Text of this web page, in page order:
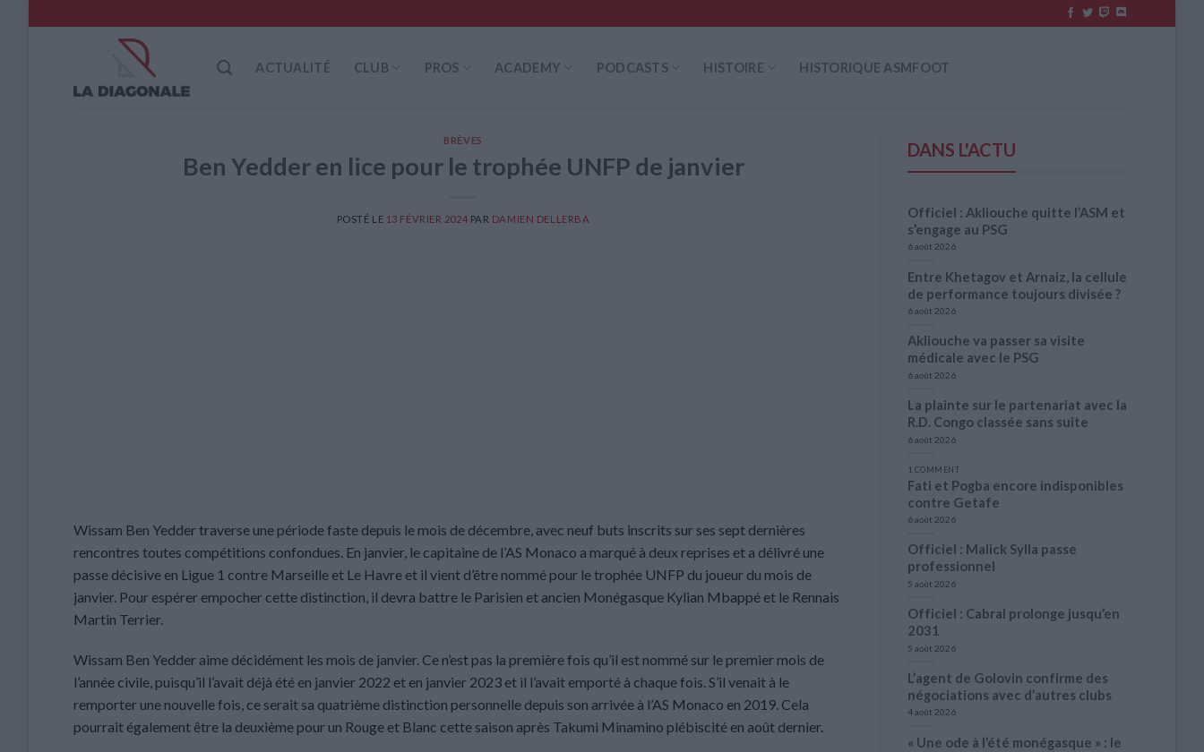
to
ACTUALITÉ CLUB PROS ACADEMY PODCASTS HISTOIRE HISTORIQUE ASMFOOT
BRÈVES
Ben Yedder en lice pour le trophée UNFP de janvier
POSTÉ LE 13 FÉVRIER 2024 PAR DAMIEN DELLERBA
Wissam Ben Yedder traverse une période faste depuis le mois de décembre, avec neuf buts inscrits sur ses sept dernières
rencontres toutes compétitions confondues. En janvier, le capitaine de l’AS Monaco a marqué à deux reprises et a délivré une
passe décisive en Ligue 1 contre Marseille et Le Havre et il vient d’être nommé pour le trophée UNFP du joueur du mois de
janvier. Pour espérer empocher cette distinction, il devra battre le Parisien et ancien Monégasque Kylian Mbappé et le Rennais
Martin Terrier.
Wissam Ben Yedder aime décidément les mois de janvier. Ce n’est pas la première fois qu’il est nommé sur le premier mois de
l’année civile, puisqu’il l’avait déjà été en janvier 2022 et en janvier 2023 et il l’avait emporté à chaque fois. S’il venait à le
remporter une nouvelle fois, ce serait sa quatrième distinction personnelle depuis son arrivée à l’AS Monaco en 2019. Cela
pourrait également être la deuxième pour un Rouge et Blanc cette saison après Takumi Minamino plébiscité en août dernier.
DANS L'ACTU
Officiel : Akliouche quitte l’ASM et
s’engage au PSG
6 août 2026
Entre Khetagov et Arnaiz, la cellule
de performance toujours divisée ?
6 août 2026
Akliouche va passer sa visite
médicale avec le PSG
6 août 2026
La plainte sur le partenariat avec la
R.D. Congo classée sans suite
6 août 2026
1 COMMENT
Fati et Pogba encore indisponibles
contre Getafe
6 août 2026
Officiel : Malick Sylla passe
professionnel
5 août 2026
Officiel : Cabral prolonge jusqu’en
2031
5 août 2026
L’agent de Golovin confirme des
négociations avec d’autres clubs
4 août 2026
« Une ode à l’été monégasque » : le